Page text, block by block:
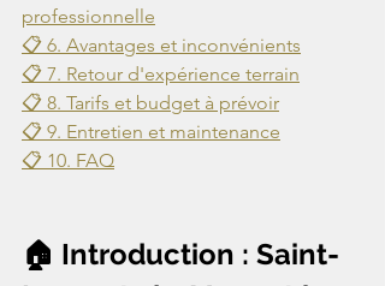
professionnelle
📋 6. Avantages et inconvénients
📋 7. Retour d'expérience terrain
📋 8. Tarifs et budget à prévoir
📋 9. Entretien et maintenance
📋 10. FAQ
🏠 Introduction : Saint-